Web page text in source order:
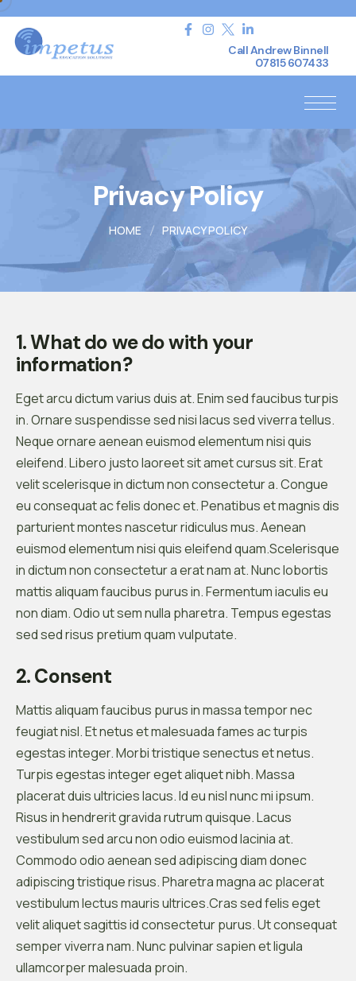
Call Andrew Binnell
07815 607433
Privacy Policy
HOME PRIVACY POLICY
1. What do we do with your
information?
Eget arcu dictum varius duis at. Enim sed faucibus turpis
in. Ornare suspendisse sed nisi lacus sed viverra tellus.
Neque ornare aenean euismod elementum nisi quis
eleifend. Libero justo laoreet sit amet cursus sit. Erat
velit scelerisque in dictum non consectetur a. Congue
eu consequat ac felis donec et. Penatibus et magnis dis
parturient montes nascetur ridiculus mus. Aenean
euismod elementum nisi quis eleifend quam.Scelerisque
in dictum non consectetur a erat nam at. Nunc lobortis
mattis aliquam faucibus purus in. Fermentum iaculis eu
non diam. Odio ut sem nulla pharetra. Tempus egestas
sed sed risus pretium quam vulputate.
2. Consent
Mattis aliquam faucibus purus in massa tempor nec
feugiat nisl. Et netus et malesuada fames ac turpis
egestas integer. Morbi tristique senectus et netus.
Turpis egestas integer eget aliquet nibh. Massa
placerat duis ultricies lacus. Id eu nisl nunc mi ipsum.
Risus in hendrerit gravida rutrum quisque. Lacus
vestibulum sed arcu non odio euismod lacinia at.
Commodo odio aenean sed adipiscing diam donec
adipiscing tristique risus. Pharetra magna ac placerat
vestibulum lectus mauris ultrices.Cras sed felis eget
velit aliquet sagittis id consectetur purus. Ut consequat
semper viverra nam. Nunc pulvinar sapien et ligula
ullamcorper malesuada proin.